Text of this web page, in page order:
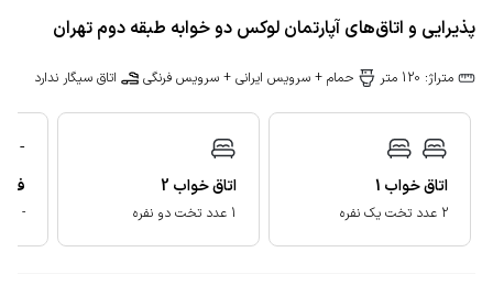
پذیرایی و اتاق‌های آپارتمان لوکس دو خوابه طبقه دوم تهران
متراژ: 120 متر حمام + سرویس ایرانی + سرویس فرنگی اتاق سیگار ندارد
اتاق خواب 1
2 عدد تخت یک نفره
اتاق خواب 2
1 عدد تخت دو نفره
-
-